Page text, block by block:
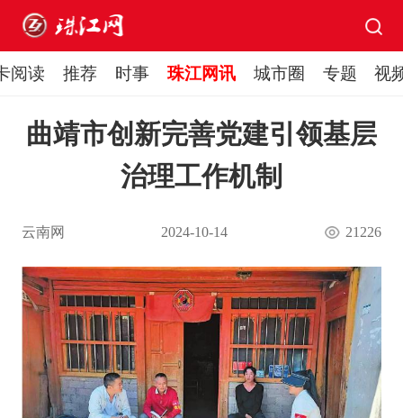
阅读 推荐 时事 珠江网讯 城市圈 专题 视
曲靖市创新完善党建引领基层
治理工作机制
云南网 2024-10-14 21226